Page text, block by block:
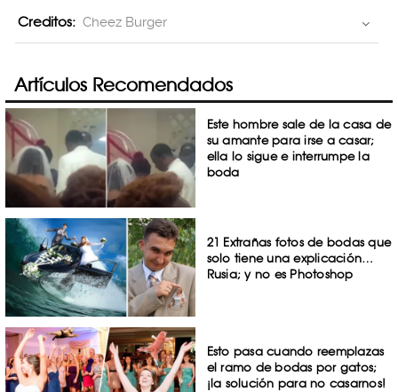
Creditos: Cheez Burger
Artículos Recomendados
Este hombre sale de la casa de
su amante para irse a casar;
ella lo sigue e interrumpe la
boda
21 Extrañas fotos de bodas que
solo tiene una explicación…
Rusia; y no es Photoshop
Esto pasa cuando reemplazas
el ramo de bodas por gatos;
¡la solución para no casarnos!